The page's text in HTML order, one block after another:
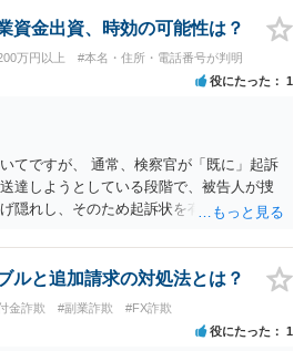
資金出資、時効の可能性は？
万円以上 #本名・住所・電話番号が判明
役にたった 1
てですが、 通常、検察官が「既に」起訴
達しようとしている段階で、被告人が捜
隠れし、そのため起訴状を有効に送達で
するわけではありません。 その意味で
分ではややハードルが高いように見受け
の住所等が特定できているのであれば、民
や貸金返還請求等により、裁判所を通じ
れますが、結局は相手方に資力があるか
ルと追加請求の対処法とは？
金詐欺 #副業詐欺 #FX詐欺
役にたった 1